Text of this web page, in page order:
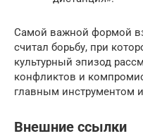
Самой важной формой
считал борьбу, при
культурный эпизод
конфликтов и
главным инструментом
Внешние ссылки